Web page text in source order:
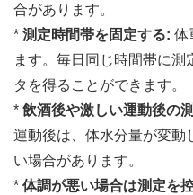
合があります。
* 測定時間帯を固定する: 体
ます。毎日同じ時間帯に
タを得ることができます。
* 飲酒後や激しい運動後の
運動後は、体水分量が変動
い場合があります。
* 体調が悪い場合は測定を